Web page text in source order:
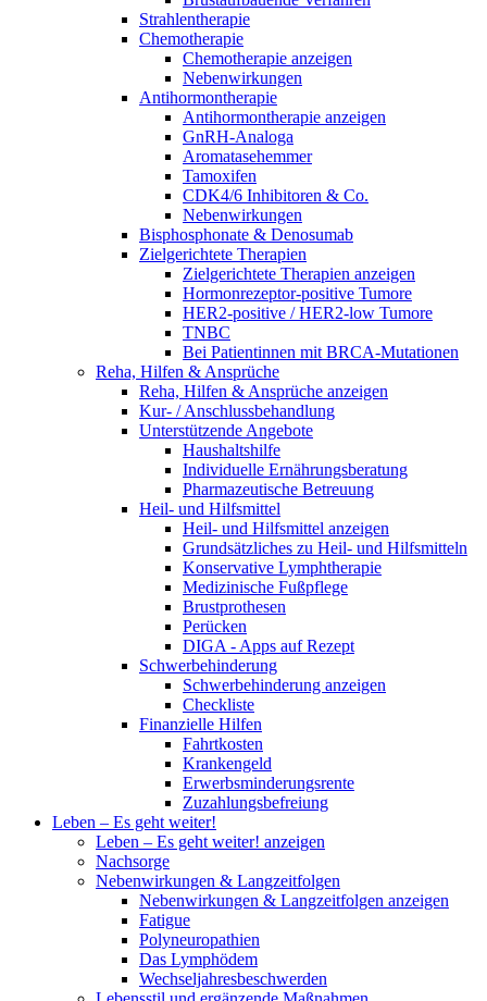
Strahlentherapie
Chemotherapie
Chemotherapie anzeigen
Nebenwirkungen
Antihormontherapie
Antihormontherapie anzeigen
GnRH-Analoga
Aromatasehemmer
Tamoxifen
CDK4/6 Inhibitoren & Co.
Nebenwirkungen
Bisphosphonate & Denosumab
Zielgerichtete Therapien
Zielgerichtete Therapien anzeigen
Hormonrezeptor-positive Tumore
HER2-positive / HER2-low Tumore
TNBC
Bei Patientinnen mit BRCA-Mutationen
Reha, Hilfen & Ansprüche
Reha, Hilfen & Ansprüche anzeigen
Kur- / Anschlussbehandlung
Unterstützende Angebote
Haushaltshilfe
Individuelle Ernährungsberatung
Pharmazeutische Betreuung
Heil- und Hilfsmittel
Heil- und Hilfsmittel anzeigen
Grundsätzliches zu Heil- und Hilfsmitteln
Konservative Lymphtherapie
Medizinische Fußpflege
Brustprothesen
Perücken
DIGA - Apps auf Rezept
Schwerbehinderung
Schwerbehinderung anzeigen
Checkliste
Finanzielle Hilfen
Fahrtkosten
Krankengeld
Erwerbsminderungsrente
Zuzahlungsbefreiung
Leben – Es geht weiter!
Leben – Es geht weiter! anzeigen
Nachsorge
Nebenwirkungen & Langzeitfolgen
Nebenwirkungen & Langzeitfolgen anzeigen
Fatigue
Polyneuropathien
Das Lymphödem
Wechseljahresbeschwerden